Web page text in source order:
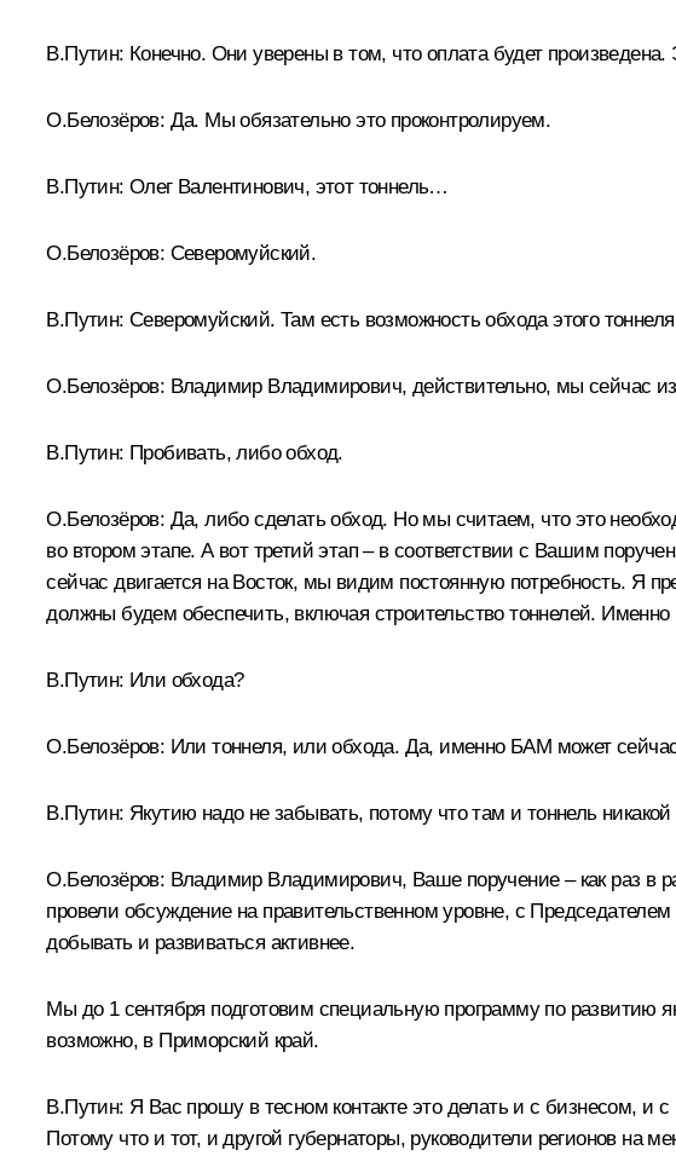
В.Путин: Конечно. Они уверены в том, что оплата будет
О.Белозёров: Да. Мы обязательно это проконтролируем.
В.Путин: Олег Валентинович, этот тоннель…
О.Белозёров: Северомуйский.
В.Путин: Северомуйский. Там есть возможность обхода этого
О.Белозёров: Владимир Владимирович, действительно, мы сейчас
В.Путин: Пробивать, либо обход.
О.Белозёров: Да, либо сделать обход. Но мы считаем, что это
во втором этапе. А вот третий этап – в соответствии с Вашим
сейчас двигается на Восток, мы видим постоянную потребность. Я
должны будем обеспечить, включая строительство тоннелей.
В.Путин: Или обхода?
О.Белозёров: Или тоннеля, или обхода. Да, именно БАМ может сейчас
В.Путин: Якутию надо не забывать, потому что там и тоннель
О.Белозёров: Владимир Владимирович, Ваше поручение – как раз в
провели обсуждение на правительственном уровне, с
добывать и развиваться активнее.
Мы до 1 сентября подготовим специальную программу по развитию
возможно, в Приморский край.
В.Путин: Я Вас прошу в тесном контакте это делать и с бизнесом, и
Потому что и тот, и другой губернаторы, руководители регионов на